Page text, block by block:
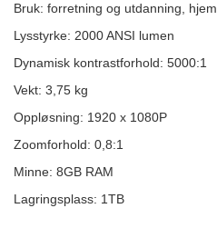
Bruk: forretning og utdanning, hjem
Lysstyrke: 2000 ANSI lumen
Dynamisk kontrastforhold: 5000:1
Vekt: 3,75 kg
Oppløsning: 1920 x 1080P
Zoomforhold: 0,8:1
Minne: 8GB RAM
Lagringsplass: 1TB